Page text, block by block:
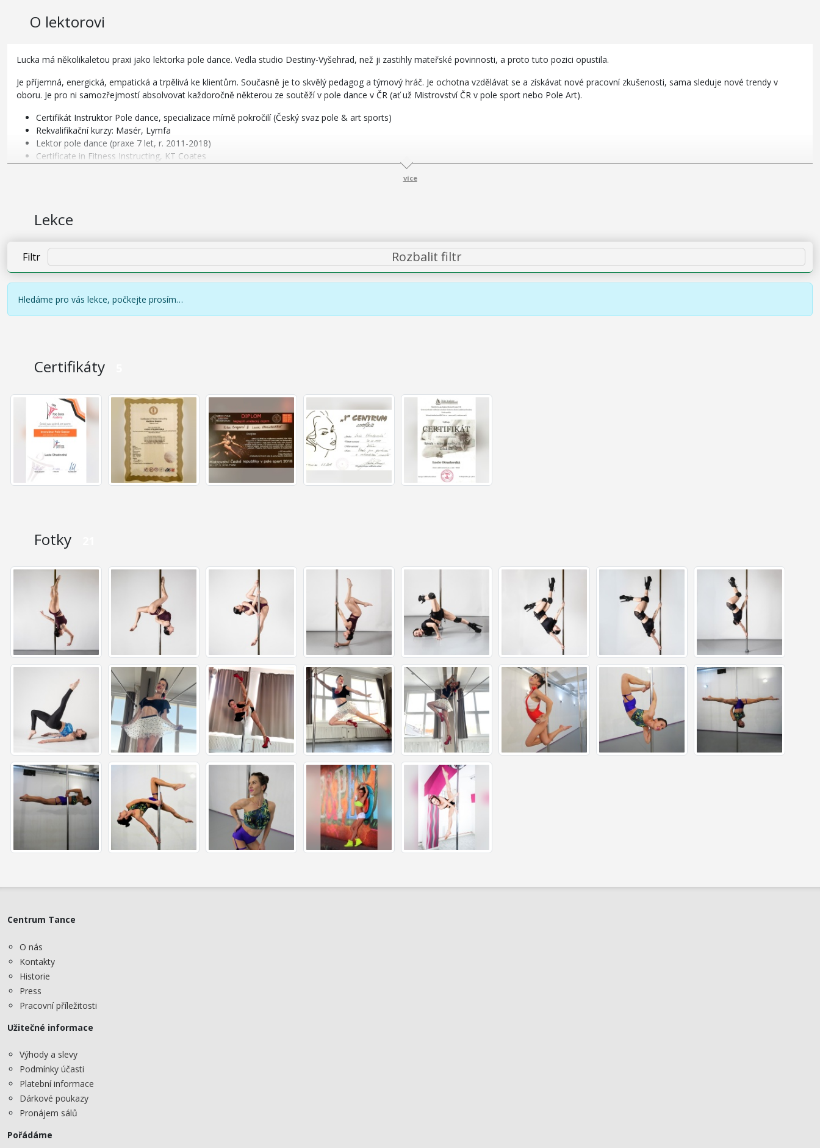
O lektorovi
Lucka má několikaletou praxi jako lektorka pole dance. Vedla studio Destiny-Vyšehrad, než ji zastihly mateřské povinnosti, a proto tuto pozici opustila.
Je příjemná, energická, empatická a trpělivá ke klientům. Současně je to skvělý pedagog a týmový hráč. Je ochotna vzdělávat se a získávat nové pracovní zkušenosti, sama sleduje nové trendy v
oboru. Je pro ni samozřejmostí absolvovat každoročně některou ze soutěží v pole dance v ČR (ať už Mistrovství ČR v pole sport nebo Pole Art).
Certifikát Instruktor Pole dance, specializace mírně pokročilí (Český svaz pole & art sports)
Rekvalifikační kurzy: Masér, Lymfa
Lektor pole dance (praxe 7 let, r. 2011-2018)
Certificate in Fitness Instructing, KT Coates
více
Lekce
Filtr Rozbalit filtr
Hledáme pro vás lekce, počkejte prosím…
Certifikáty
Fotky
Centrum Tance
O nás
Kontakty
Historie
Press
Pracovní příležitosti
Užitečné informace
Výhody a slevy
Podmínky účasti
Platební informace
Dárkové poukazy
Pronájem sálů
Pořádáme